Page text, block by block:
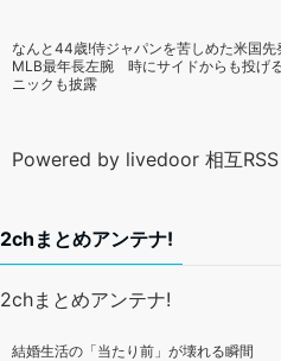
なんと44歳!侍ジャパンを苦しめた米国先
MLB最年長左腕 時にサイドからも投げ
ニックも披露
Powered by livedoor 相互RSS
2chまとめアンテナ!
2chまとめアンテナ!
結婚生活の「当たり前」が壊れる瞬間